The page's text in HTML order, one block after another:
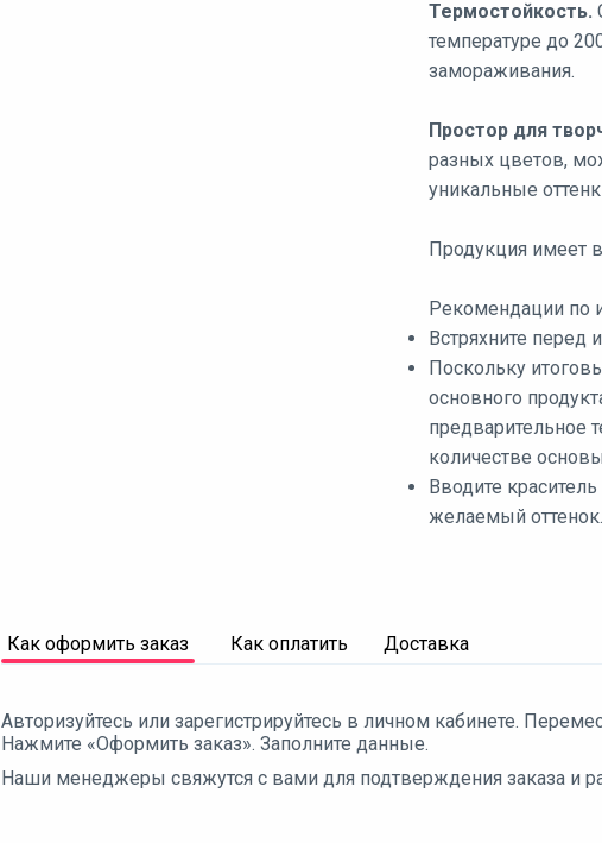
Термостойкость.
температуре до
замораживания.
Простор для
разных цветов,
уникальные
Продукция имеет
Рекомендации по
Встряхните перед
Поскольку
основного
предварительное
количестве
Вводите
желаемый оттенок.
Как оформить заказ Как оплатить Доставка
Авторизуйтесь или зарегистрируйтесь в личном кабинете.
Нажмите «Оформить заказ». Заполните данные.
Наши менеджеры свяжутся с вами для подтверждения заказа и